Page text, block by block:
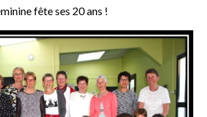
fête ses 20 ans !